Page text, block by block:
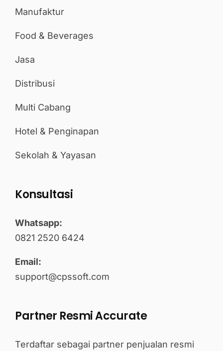
Manufaktur
Food & Beverages
Jasa
Distribusi
Multi Cabang
Hotel & Penginapan
Sekolah & Yayasan
Konsultasi
Whatsapp:
0821 2520 6424
Email:
support@cpssoft.com
Partner Resmi Accurate
Terdaftar sebagai partner penjualan resmi